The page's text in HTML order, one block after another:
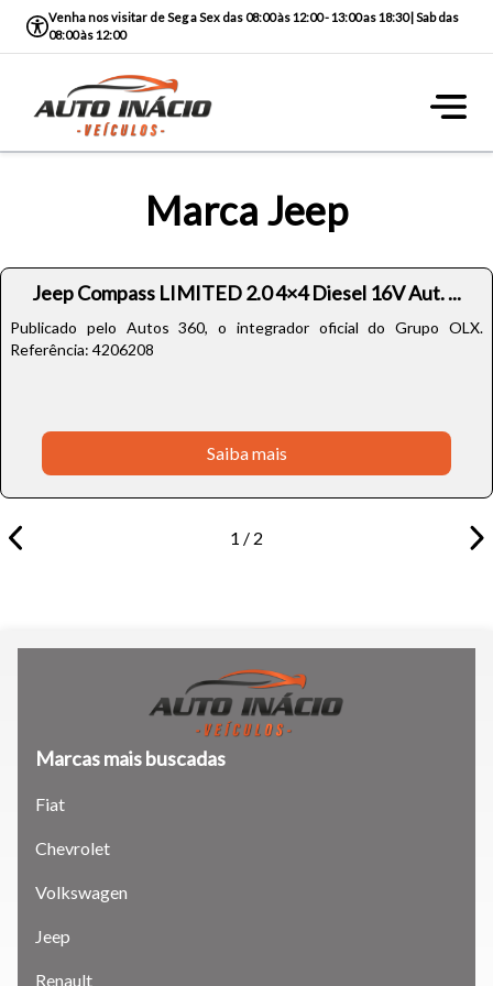
Para aumentar ou diminuir a fonte em nosso site, utilize os
atalhos Ctrl+ (para aumentar) e Ctrl- (para diminuir) no seu
Venha nos visitar de Seg a Sex das 08:00 às 12:00 - 13:00 as 18:30 | Sab das
08:00 às 12:00
Marca Jeep
Jeep Compass LIMITED 2.0 4×4 Diesel 16V Aut. ...
Publicado pelo Autos 360, o integrador oficial do Grupo OLX.
Referência: 4206208
Saiba mais
1 / 2
Marcas mais buscadas
Fiat
Chevrolet
Volkswagen
Jeep
Renault